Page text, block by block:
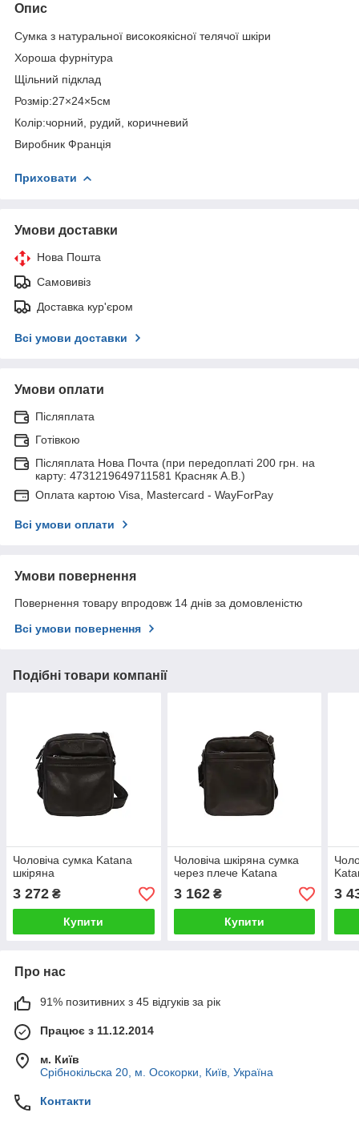
Опис
Сумка з натуральної високоякісної телячої шкіри
Хороша фурнітура
Щільний підклад
Розмір:27×24×5см
Колір:чорний, рудий, коричневий
Виробник Франція
Приховати
Умови доставки
Нова Пошта
Самовивіз
Доставка кур'єром
Всі умови доставки
Умови оплати
Післяплата
Готівкою
Післяплата Нова Почта (при передоплаті 200 грн. на
карту: 4731219649711581 Красняк А.В.)
Оплата картою Visa, Mastercard - WayForPay
Всі умови оплати
Умови повернення
Повернення товару впродовж 14 днів за домовленістю
Всі умови повернення
Подібні товари компанії
Чоловіча сумка Katana
шкіряна
3 272 ₴
Купити
Чоловіча шкіряна сумка
через плече Katana
3 162₴
Купити
3
Про нас
91% позитивних з 45 відгуків за рік
Працює з 11.12.2014
м. Київ
Срібнокільска 20, м. Осокорки, Київ, Україна
Контакти